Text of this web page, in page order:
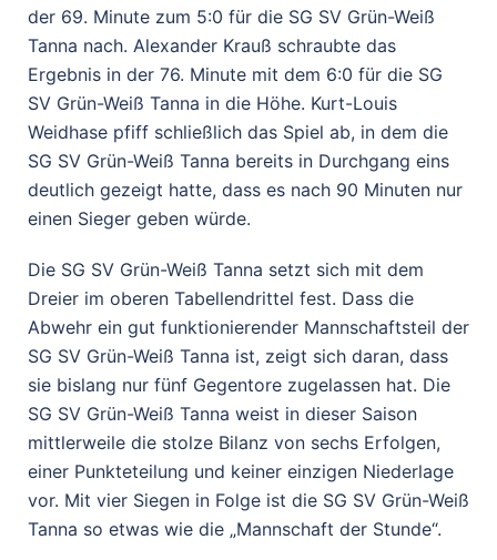
der 69. Minute zum 5:0 für die SG SV Grün-Weiß
Tanna nach. Alexander Krauß schraubte das
Ergebnis in der 76. Minute mit dem 6:0 für die SG
SV Grün-Weiß Tanna in die Höhe. Kurt-Louis
Weidhase pfiff schließlich das Spiel ab, in dem die
SG SV Grün-Weiß Tanna bereits in Durchgang eins
deutlich gezeigt hatte, dass es nach 90 Minuten nur
einen Sieger geben würde.
Die SG SV Grün-Weiß Tanna setzt sich mit dem
Dreier im oberen Tabellendrittel fest. Dass die
Abwehr ein gut funktionierender Mannschaftsteil der
SG SV Grün-Weiß Tanna ist, zeigt sich daran, dass
sie bislang nur fünf Gegentore zugelassen hat. Die
SG SV Grün-Weiß Tanna weist in dieser Saison
mittlerweile die stolze Bilanz von sechs Erfolgen,
einer Punkteteilung und keiner einzigen Niederlage
vor. Mit vier Siegen in Folge ist die SG SV Grün-Weiß
Tanna so etwas wie die „Mannschaft der Stunde“.